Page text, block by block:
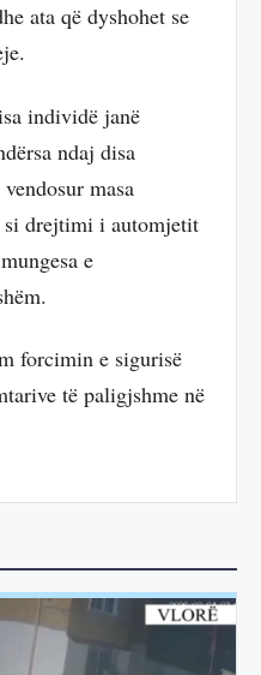
ata që dyshohet se
individë janë
ndaj disa
masa
si drejtimi i automjetit
e
forcimin e sigurisë
të paligjshme në